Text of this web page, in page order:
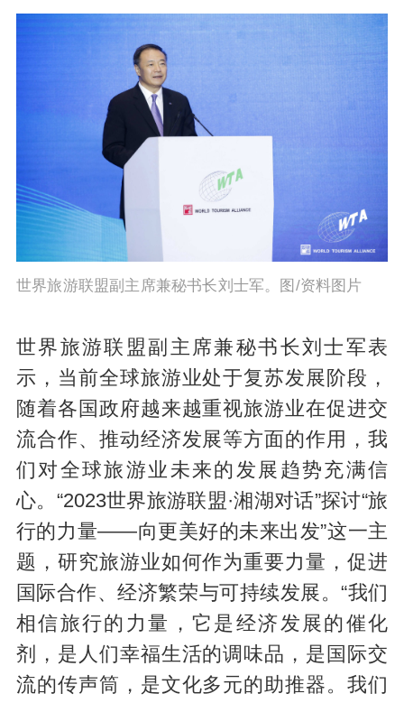
世界旅游联盟副主席兼秘书长刘士军。图/资料图片
世界旅游联盟副主席兼秘书长刘士军表
示，当前全球旅游业处于复苏发展阶段，
随着各国政府越来越重视旅游业在促进交
流合作、推动经济发展等方面的作用，我
们对全球旅游业未来的发展趋势充满信
心。“2023世界旅游联盟·湘湖对话”探讨“旅
行的力量——向更美好的未来出发”这一主
题，研究旅游业如何作为重要力量，促进
国际合作、经济繁荣与可持续发展。“我们
相信旅行的力量，它是经济发展的催化
剂，是人们幸福生活的调味品，是国际交
流的传声筒，是文化多元的助推器。我们